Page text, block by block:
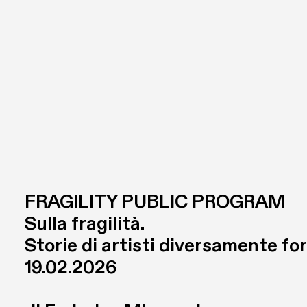
FRAGILITY PUBLIC PROGRAM
Sulla fragilità.
Storie di artisti diversamente
19.02.2026